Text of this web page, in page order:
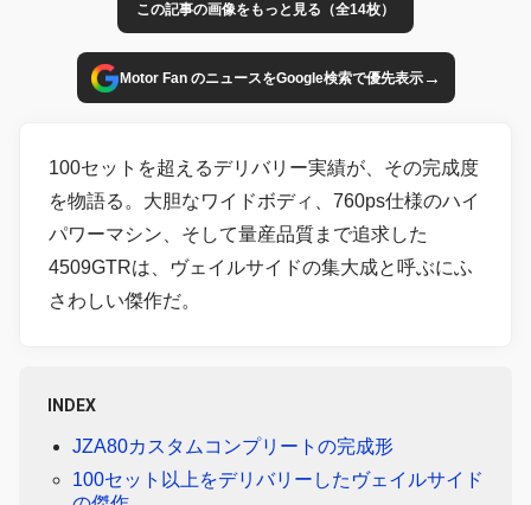
この記事の画像をもっと見る（全14枚）
Motor Fan のニュースをGoogle検索で優先表示→
100セットを超えるデリバリー実績が、その完成度
を物語る。大胆なワイドボディ、760ps仕様のハイ
パワーマシン、そして量産品質まで追求した
4509GTRは、ヴェイルサイドの集大成と呼ぶにふ
さわしい傑作だ。
INDEX
JZA80カスタムコンプリートの完成形
100セット以上をデリバリーしたヴェイルサイド